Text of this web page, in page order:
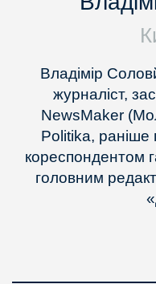
Владімір
журналіст,
NewsMaker
Politika, раніше
кореспондентом
головним